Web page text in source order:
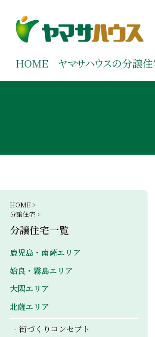
ご覧ください。
HOME ヤマサハウスの分譲
HOME >
分譲住宅 >
分譲住宅一覧
鹿児島・南薩エリア
姶良・霧島エリア
大隅エリア
北薩エリア
街づくりコンセプト